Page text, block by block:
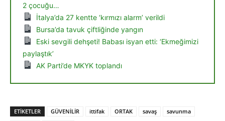
2 çocuğu…
İtalya’da 27 kentte ‘kırmızı alarm’ verildi
Bursa’da tavuk çiftliğinde yangın
Eski sevgili dehşeti! Babası isyan etti: ‘Ekmeğimizi
paylaştık’
AK Parti’de MKYK toplandı
ETIKETLER GÜVENİLİR ittifak ORTAK savaş
savunma